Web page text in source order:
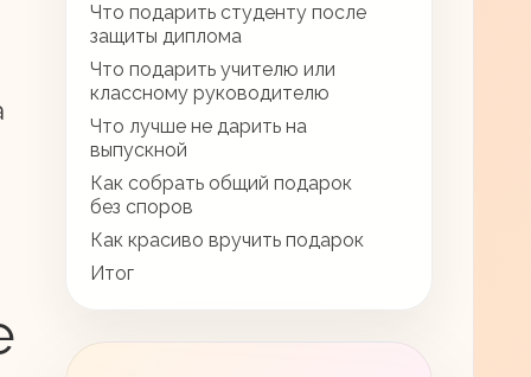
Что подарить студенту после
защиты диплома
Что подарить учителю или
классному руководителю
Что лучше не дарить на
выпускной
Как собрать общий подарок
без споров
Как красиво вручить подарок
Итог